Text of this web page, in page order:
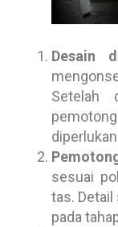
Desain
Setelah
sesuai
tas.
pada